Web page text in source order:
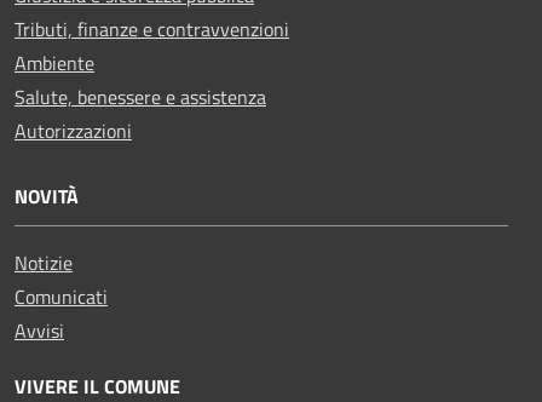
Tributi, finanze e contravvenzioni
Ambiente
Salute, benessere e assistenza
Autorizzazioni
NOVITÀ
Notizie
Comunicati
Avvisi
VIVERE IL COMUNE